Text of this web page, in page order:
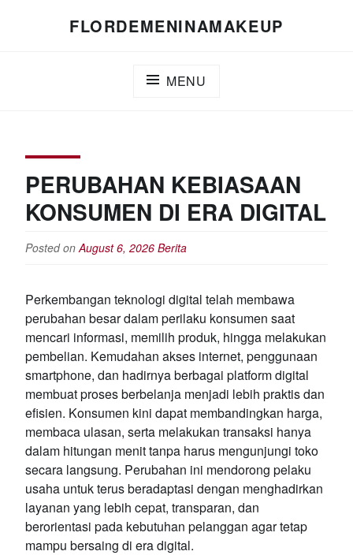
FLORDEMENINAMAKEUP
MENU
PERUBAHAN KEBIASAAN
KONSUMEN DI ERA DIGITAL
Posted onAugust 6, 2026 Berita
Perkembangan teknologi digital telah membawa
perubahan besar dalam perilaku konsumen saat
mencari informasi, memilih produk, hingga melakukan
pembelian. Kemudahan akses internet, penggunaan
smartphone, dan hadirnya berbagai platform digital
membuat proses berbelanja menjadi lebih praktis dan
efisien. Konsumen kini dapat membandingkan harga,
membaca ulasan, serta melakukan transaksi hanya
dalam hitungan menit tanpa harus mengunjungi toko
secara langsung. Perubahan ini mendorong pelaku
usaha untuk terus beradaptasi dengan menghadirkan
layanan yang lebih cepat, transparan, dan
berorientasi pada kebutuhan pelanggan agar tetap
mampu bersaing di era digital.